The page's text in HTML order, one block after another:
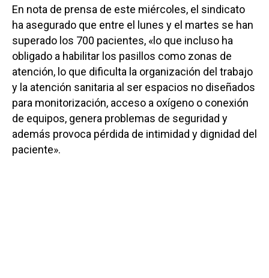
En nota de prensa de este miércoles, el sindicato
ha asegurado que entre el lunes y el martes se han
superado los 700 pacientes, «lo que incluso ha
obligado a habilitar los pasillos como zonas de
atención, lo que dificulta la organización del trabajo
y la atención sanitaria al ser espacios no diseñados
para monitorización, acceso a oxígeno o conexión
de equipos, genera problemas de seguridad y
además provoca pérdida de intimidad y dignidad del
paciente».